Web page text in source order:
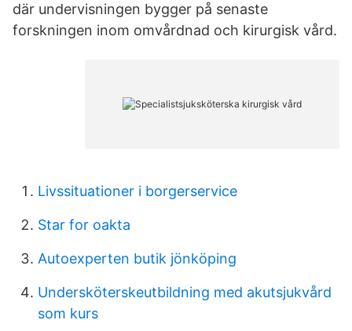
där undervisningen bygger på senaste
forskningen inom omvårdnad och kirurgisk vård.
Livssituationer i borgerservice
Star for oakta
Autoexperten butik jönköping
Undersköterskeutbildning med akutsjukvård
som kurs